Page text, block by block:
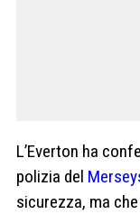
L’Everton ha
polizia del
sicurezza, ma